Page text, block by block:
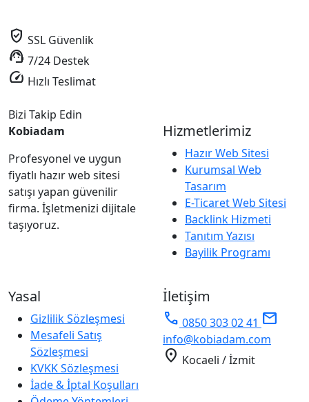
verified_user SSL Güvenlik
support_agent 7/24 Destek
speed Hızlı Teslimat
Bizi Takip Edin
Kobiadam
Profesyonel ve uygun
fiyatlı hazır web sitesi
satışı yapan güvenilir
firma. İşletmenizi dijitale
taşıyoruz.
Hizmetlerimiz
Hazır Web Sitesi
Kurumsal Web
Tasarım
E-Ticaret Web Sitesi
Backlink Hizmeti
Tanıtım Yazısı
Bayilik Programı
Yasal
Gizlilik Sözleşmesi
Mesafeli Satış
Sözleşmesi
KVKK Sözleşmesi
İade & İptal Koşulları
İletişim
phone 0850 303 02 41 mail
info@kobiadam.com
location_on Kocaeli / İzmit